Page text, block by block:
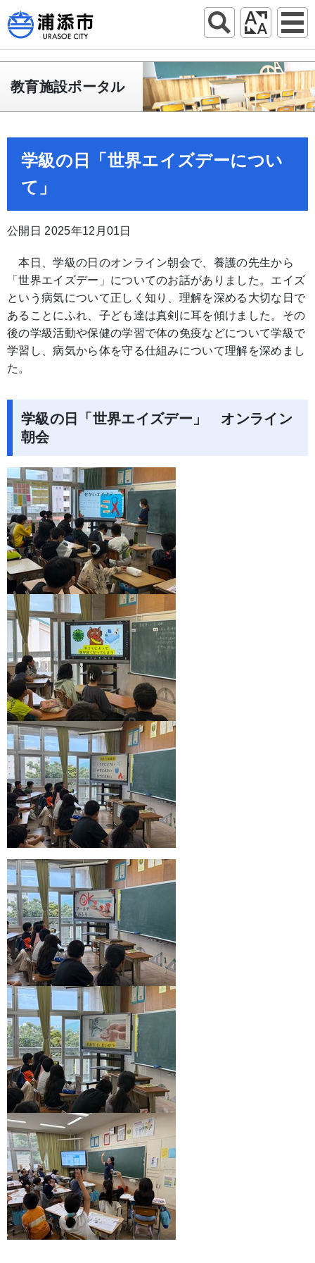
教育施設ポータル
学級の日「世界エイズデーについ
て」
公開日 2025年12月01日
本日、学級の日のオンライン朝会で、養護の先生から
「世界エイズデー」についてのお話がありました。エイズ
という病気について正しく知り、理解を深める大切な日で
あることにふれ、子ども達は真剣に耳を傾けました。その
後の学級活動や保健の学習で体の免疫などについて学級で
学習し、病気から体を守る仕組みについて理解を深めまし
た。
学級の日「世界エイズデー」 オンライン
朝会